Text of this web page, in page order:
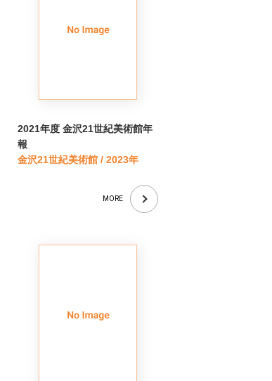
2021年度 金沢21世紀美術館年
報
金沢21世紀美術館 / 2023年
MORE